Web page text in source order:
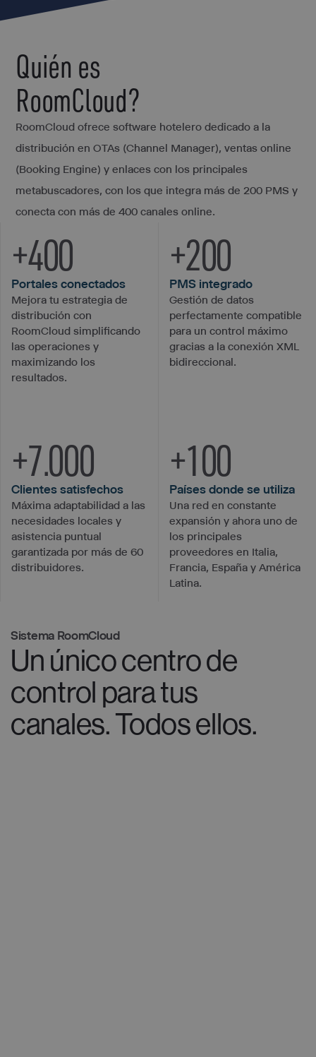
Quién es
RoomCloud?
RoomCloud ofrece software hotelero dedicado a la
distribución en OTAs (Channel Manager), ventas online
(Booking Engine) y enlaces con los principales
metabuscadores, con los que integra más de 200 PMS y
conecta con más de 400 canales online.
Portales conectados
+400
Mejora tu estrategia de
distribución con
RoomCloud simplificando
las operaciones y
maximizando los
resultados.
PMS integrado
+200
Gestión de datos
perfectamente compatible
para un control máximo
gracias a la conexión XML
bidireccional.
Clientes satisfechos
+7.000
Máxima adaptabilidad a las
necesidades locales y
asistencia puntual
garantizada por más de 60
distribuidores.
Países donde se utiliza
+100
Una red en constante
expansión y ahora uno de
los principales
proveedores en Italia,
Francia, España y América
Latina.
Sistema RoomCloud
Un único centro de
control para tus
canales. Todos ellos.